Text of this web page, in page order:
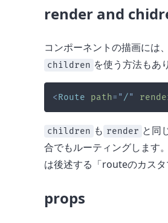
render and
コンポーネントの描画には、
children を使う方法もあ
<Route path= "/"
children も render と同
合でもルーティングします。
は後述する「routeのカスタ
props